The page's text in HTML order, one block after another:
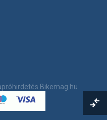
Bikemag.hu